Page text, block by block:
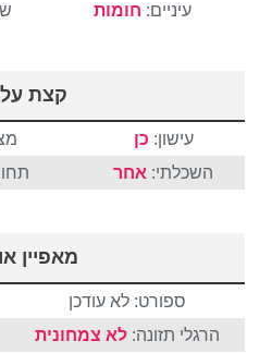
עיניים: חומות
קצת
עישון: כן
השכלתי: אחר
מאפיין
ספורט: לא עודכן
הרגלי תזונה: לא צמחונית